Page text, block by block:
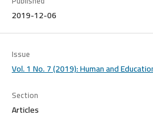
2019-12-06
Issue
Vol. 1 No. 7 (2019): Human and
Section
Articles